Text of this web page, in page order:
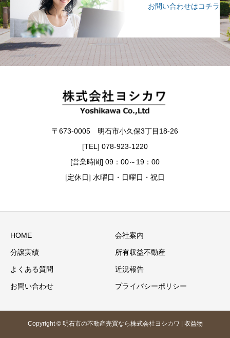
お問い合わせはコチラ
〒673-0005 明石市小久保3丁目18-26
[TEL] 078-923-1220
[営業時間] 09：00～19：00
[定休日] 水曜日・日曜日・祝日
HOME 会社案内
分譲実績 所有収益不動産
よくある質問 近況報告
お問い合わせ プライバシーポリシー
Copyright © 明石市の不動産売買なら株式会社ヨシカワ | 収益物